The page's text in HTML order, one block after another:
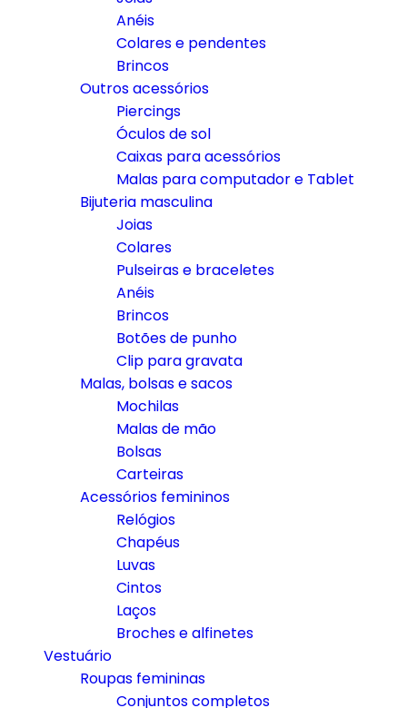
Anéis
Colares e pendentes
Brincos
Outros acessórios
Piercings
Óculos de sol
Caixas para acessórios
Malas para computador e Tablet
Bijuteria masculina
Joias
Colares
Pulseiras e braceletes
Anéis
Brincos
Botões de punho
Clip para gravata
Malas, bolsas e sacos
Mochilas
Malas de mão
Bolsas
Carteiras
Acessórios femininos
Relógios
Chapéus
Luvas
Cintos
Laços
Broches e alfinetes
Vestuário
Roupas femininas
Conjuntos completos